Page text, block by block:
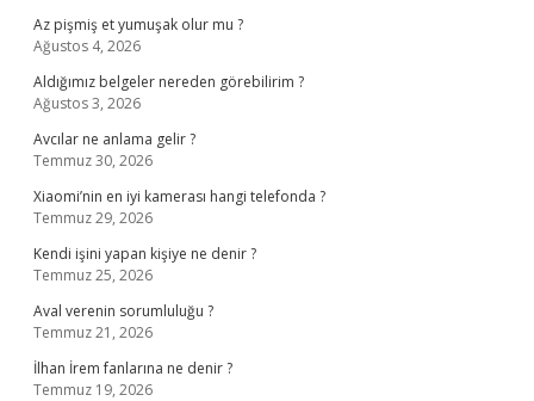
Az pişmiş et yumuşak olur mu ?
Ağustos 4, 2026
Aldığımız belgeler nereden görebilirim ?
Ağustos 3, 2026
Avcılar ne anlama gelir ?
Temmuz 30, 2026
Xiaomi’nin en iyi kamerası hangi telefonda ?
Temmuz 29, 2026
Kendi işini yapan kişiye ne denir ?
Temmuz 25, 2026
Aval verenin sorumluluğu ?
Temmuz 21, 2026
İlhan İrem fanlarına ne denir ?
Temmuz 19, 2026